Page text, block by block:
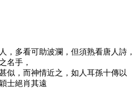
，多看可助波瀾，但須熟看唐人詩，
名手，
似，而神情近之，如人耳孫十傳以
士絕肖其遠